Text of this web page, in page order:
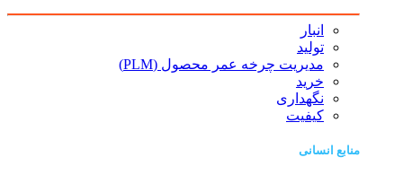
انبار
تولید
مدیریت چرخه عمر محصول (PLM)
خرید
نگهداری
کیفیت
منابع انسانی